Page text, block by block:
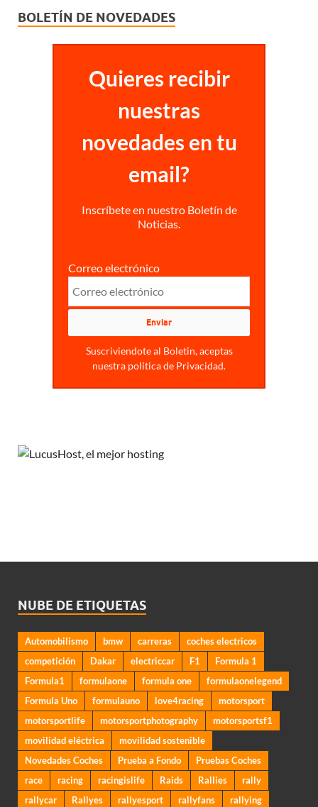
BOLETÍN DE NOVEDADES
Quieres recibir
nuestras
novedades en tu
email?
Inscríbete en nuestro Boletín de
Noticias.
Correo electrónico
Suscriviendote al Boletin, aceptas
nuestra politica de Privacidad.
NUBE DE ETIQUETAS
Automobilismo bmw carreras
coches electricos
competición
Dakar electriccar F1
Formula 1
Formula1
formulaone formula one
formulaonelegend
Formula Uno
formulauno love4racing
motorsport
motorsportlife
motorsportphotography
motorsportsf1
movilidad eléctrica
movilidad sostenible
Novedades Coches
Prueba a Fondo
Pruebas Coches
race
racing racingislife Raids Rallies
rally
rallycar
Rallyes rallyesport rallyfans
rallying